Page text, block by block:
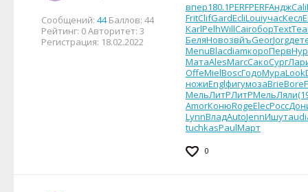
Сообщений: 44 Баллов: 44
Рейтинг: 0Авторитет: 3
Регистрация: 18.02.2022
впер180.1PERFPERFАнджCali
FritClifGardEcliLouiучасКесл
KarlPelhWillCairоборText
БеляНовозвйъGeorJorg
MenuBlacdiamкороПерв
МатаAlesMarcСакоСург
OffeMielBoscГодоМураLook
ножиEnglфигумозаBrieBore
МельЛитРЛитРМельЛяли
AmorКонюRogeElecРосс
LynnВладAutoJennИшутaudi
tuchkasPaulМарт
0